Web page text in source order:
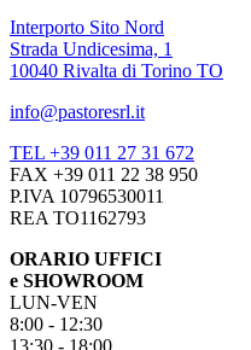
Interporto Sito Nord
Strada Undicesima, 1
10040 Rivalta di Torino TO
info@pastoresrl.it
TEL +39 011 27 31 672
FAX +39 011 22 38 950
P.IVA 10796530011
REA TO1162793
ORARIO UFFICI
e SHOWROOM
LUN-VEN
8:00 - 12:30
13:30 - 18:00